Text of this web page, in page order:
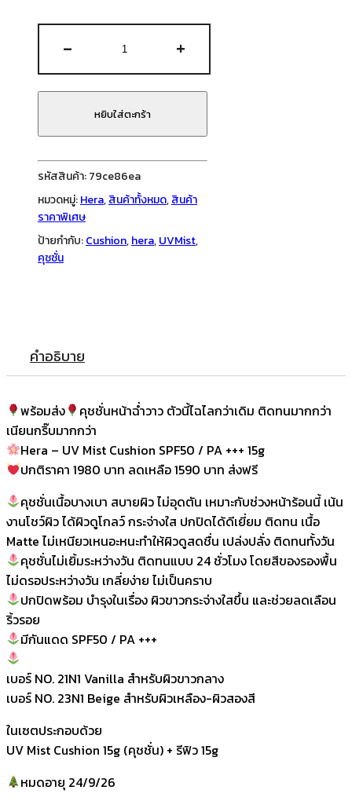
-
Hera
–
UV
Mist
Cushion
/
PA
+++
คุชชั่น
+
หยิบใส่ตะกร้า
รหัสสินค้า:79ce86ea
หมวดหมู่:Hera,สินค้าทั้งหมด,สินค้า
ราคาพิเศษ
ป้ายกำกับ:Cushion,hera,UVMist,
คุชชั่น
คำอธิบาย
พร้อมส่ง
คุชชั่นหน้าฉ่ำวาว ตัวนี้ไฉไลกว่าเดิม ติดทนมากกว่า
เนียนกริ๊บมากกว่า
Hera – UV Mist Cushion SPF50 / PA +++ 15g
ปกติราคา 1980 บาท ลดเหลือ 1590 บาท ส่งฟรี
คุชชั่นเนื้อบางเบา สบายผิว ไม่อุดตัน เหมาะกับช่วงหน้าร้อนนี้ เน้น
งานโชว์ผิว ได้ผิวดูโกลว์ กระจ่างใส ปกปิดได้ดีเยี่ยม ติดทน เนื้อ
Matte ไม่เหนียวเหนอะหนะทำให้ผิวดูสดชื่น เปล่งปลั่ง ติดทนทั้งวัน
คุชชั่นไม่เยิ้มระหว่างวัน ติดทนแบบ 24 ชั่วโมง โดยสีของรองพื้น
ไม่ดรอประหว่างวัน เกลี่ยง่าย ไม่เป็นคราบ
ปกปิดพร้อม บำรุงในเรื่อง ผิวขาวกระจ่างใสขึ้น และช่วยลดเลือน
ริ้วรอย
มีกันแดด SPF50 / PA +++
เบอร์ NO. 21N1 Vanilla สำหรับผิวขาวกลาง
เบอร์ NO. 23N1 Beige สำหรับผิวเหลือง-ผิวสองสี
ในเซตประกอบด้วย
UV Mist Cushion 15g (คุชชั่น) + รีฟิว 15g
หมดอายุ 24/9/26